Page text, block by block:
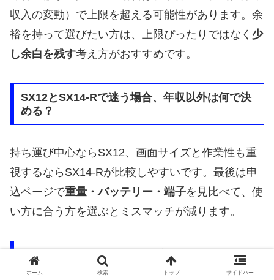
収入の変動）で上限を超える可能性があります。余
裕を持って選びたい方は、上限ぴったりではなく 少
し余白を残す考え方がおすすめです。
SX12とSX14-Rで迷う場合、年収以外は何で決
める？
持ち運び中心ならSX12、画面サイズと作業性も重
視するならSX14-Rが比較しやすいです。最後は申
込ページで重量・バッテリー・端子を見比べて、使
い方に合う方を選ぶとミスマッチが減ります。
F16とF14で迷う場合の決め方は？
ホーム 検索 トップ サイドバー